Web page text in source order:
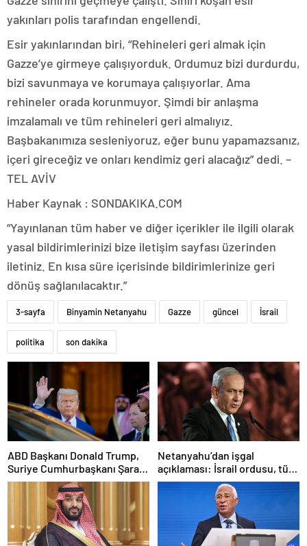
yakınları polis tarafından engellendi.
Esir yakınlarından biri, “Rehineleri geri almak için
Gazze’ye girmeye çalışıyorduk. Ordumuz bizi durdurdu,
bizi savunmaya ve korumaya çalışıyorlar. Ama
rehineler orada korunmuyor. Şimdi bir anlaşma
imzalamalı ve tüm rehineleri geri almalıyız.
Başbakanımıza sesleniyoruz, eğer bunu yapamazsanız,
içeri gireceğiz ve onları kendimiz geri alacağız” dedi. –
TEL AVİV
Haber Kaynak : SONDAKIKA.COM
“Yayınlanan tüm haber ve diğer içerikler ile ilgili olarak
yasal bildirimlerinizi bize iletişim sayfası üzerinden
iletiniz. En kısa süre içerisinde bildirimlerinize geri
dönüş sağlanılacaktır.”
3-sayfa Binyamin Netanyahu Gazze güncel İsrail
politika son dakika
ABD Başkanı Donald Trump,
Suriye Cumhurbaşkanı Şara
ile görüşecek
Netanyahu’dan işgal
açıklaması: İsrail ordusu, tüm
gücüyle Gazze’ye girecek